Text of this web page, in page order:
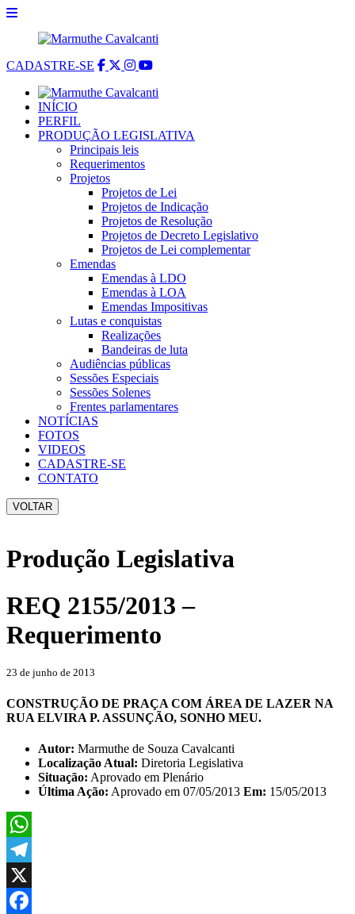
CADASTRE-SE
INÍCIO
PERFIL
PRODUÇÃO LEGISLATIVA
Principais leis
Requerimentos
Projetos
Projetos de Lei
Projetos de Indicação
Projetos de Resolução
Projetos de Decreto Legislativo
Projetos de Lei complementar
Emendas
Emendas à LDO
Emendas à LOA
Emendas Impositivas
Lutas e conquistas
Realizações
Bandeiras de luta
Audiências públicas
Sessões Especiais
Sessões Solenes
Frentes parlamentares
NOTÍCIAS
FOTOS
VIDEOS
CADASTRE-SE
CONTATO
VOLTAR
Produção Legislativa
REQ 2155/2013 –
Requerimento
23 de junho de 2013
CONSTRUÇÃO DE PRAÇA COM ÁREA DE LAZER NA
RUA ELVIRA P. ASSUNÇÃO, SONHO MEU.
Autor: Marmuthe de Souza Cavalcanti
Localização Atual: Diretoria Legislativa
Situação: Aprovado em Plenário
Última Ação: Aprovado em 07/05/2013 Em: 15/05/2013
WhatsApp
Telegram
X